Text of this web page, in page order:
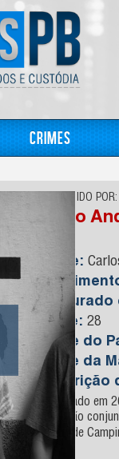
Crimes
CONHECIDO POR:
Irmão
Nome:
Capturado
Idade: 28
Nome do
Nome da
Descrição
Capturado em
operação
militar de